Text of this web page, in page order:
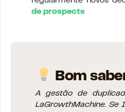
de prospects
Bom
A gestão de
LaGrowthMachine. Se